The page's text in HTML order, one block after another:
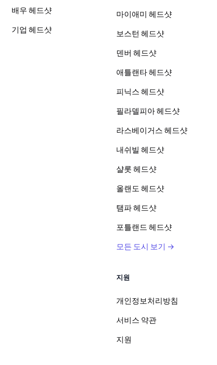
배우 헤드샷
기업 헤드샷
마이애미 헤드샷
보스턴 헤드샷
덴버 헤드샷
애틀랜타 헤드샷
피닉스 헤드샷
필라델피아 헤드샷
라스베이거스 헤드샷
내쉬빌 헤드샷
샬롯 헤드샷
올랜도 헤드샷
탬파 헤드샷
포틀랜드 헤드샷
모든 도시 보기 →
지원
개인정보처리방침
서비스 약관
지원